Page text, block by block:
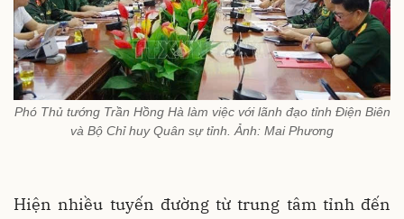
Phó Thủ tướng Trần Hồng Hà làm việc với lãnh đạo tỉnh Điện Biên
và Bộ Chỉ huy Quân sự tỉnh. Ảnh: Mai Phương
Hiện nhiều tuyến đường từ trung tâm tỉnh đến